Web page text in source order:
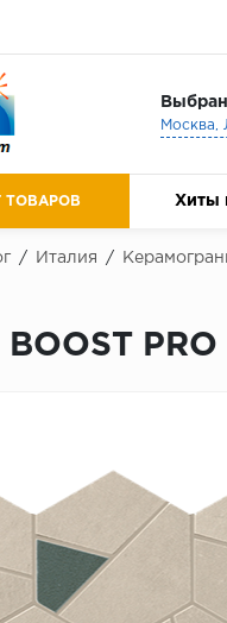
ТОВАРОВ Хиты
/ Италия /